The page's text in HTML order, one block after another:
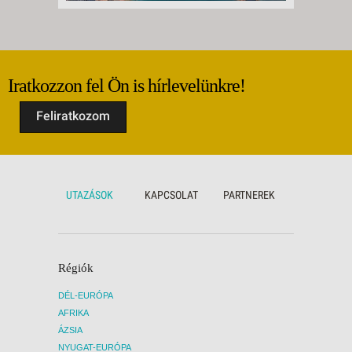
Iratkozzon fel Ön is hírlevelünkre!
Feliratkozom
UTAZÁSOK KAPCSOLAT PARTNEREK
Régiók
DÉL-EURÓPA
AFRIKA
ÁZSIA
NYUGAT-EURÓPA